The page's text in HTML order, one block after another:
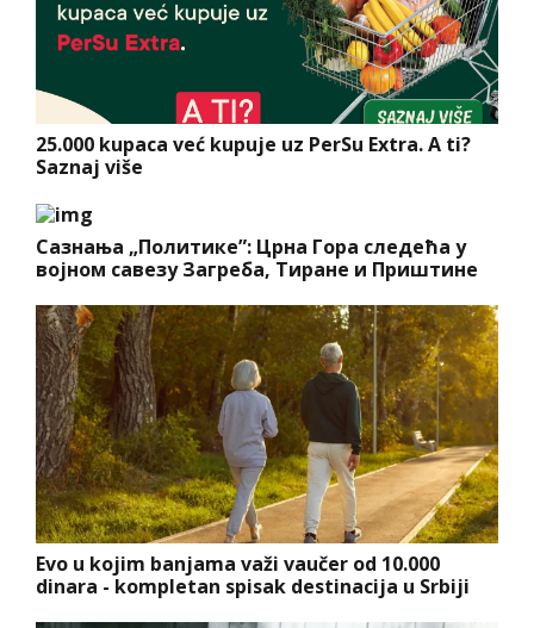
25.000 kupaca već kupuje uz PerSu Extra. A ti?
Saznaj više
Сазнања „Политике”: Црна Гора следећа у
војном савезу Загреба, Тиране и Приштине
Evo u kojim banjama važi vaučer od 10.000
dinara - kompletan spisak destinacija u Srbiji